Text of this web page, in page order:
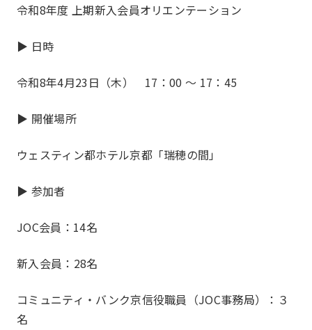
お知らせ
令和8年度 上期新入会員オリエンテーション
▶ 日時
令和8年4月23日（木） 17：00 ～ 17：45
▶ 開催場所
ウェスティン都ホテル京都「瑞穂の間」
▶ 参加者
JOC会員：14名
新入会員：28名
コミュニティ・バンク京信役職員（JOC事務局）：３
名